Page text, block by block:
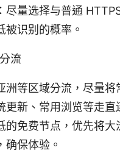
尽量选择与普通
被识别的概率。
流
洲等区域分流，尽量将
更新、常用浏览等走直
的免费节点，优先将大
确保体验。